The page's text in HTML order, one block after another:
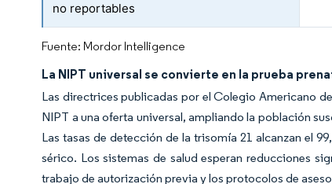
no reportables
Fuente: Mordor Intelligence
La NIPT universal se convierte en la prueba
Las directrices publicadas por el Colegio Americano
NIPT a una oferta universal, ampliando la población
Las tasas de detección de la trisomía 21 alcanzan el
sérico. Los sistemas de salud esperan reducciones
trabajo de autorización previa y los protocolos de